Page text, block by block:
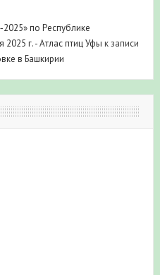
по Республике
2025 г. - Атлас птиц Уфы к записи
в Башкирии